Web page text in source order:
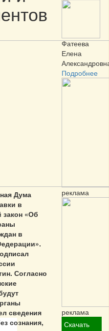
Дума
в
«Об
в
Согласно
сведения
сознания,
Фатеева
Елена
Подробнее
реклама
реклама
Скачать